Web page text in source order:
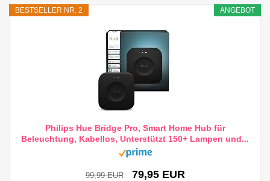
ANGEBOT
BESTSELLER NR. 2
Philips Hue Bridge Pro, Smart Home Hub für
Beleuchtung, Kabellos, Unterstützt 150+ Lampen und...
99,99 EUR 79,95 EUR